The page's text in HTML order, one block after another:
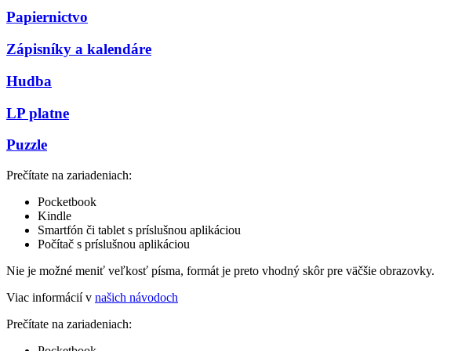
Papiernictvo
Zápisníky a kalendáre
Hudba
LP platne
Puzzle
Prečítate na zariadeniach:
Pocketbook
Kindle
Smartfón či tablet s príslušnou aplikáciou
Počítač s príslušnou aplikáciou
Nie je možné meniť veľkosť písma, formát je preto vhodný skôr pre väčšie obrazovky.
Viac informácií v našich návodoch
Prečítate na zariadeniach: